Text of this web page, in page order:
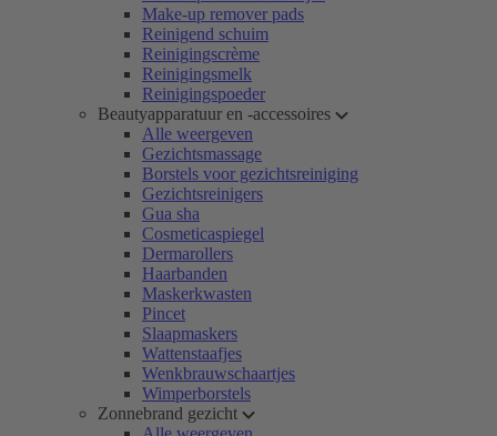
Make-up remover pads
Reinigend schuim
Reinigingscrème
Reinigingsmelk
Reinigingspoeder
Beautyapparatuur en -accessoires
Alle weergeven
Gezichtsmassage
Borstels voor gezichtsreiniging
Gezichtsreinigers
Gua sha
Cosmeticaspiegel
Dermarollers
Haarbanden
Maskerkwasten
Pincet
Slaapmaskers
Wattenstaafjes
Wenkbrauwschaartjes
Wimperborstels
Zonnebrand gezicht